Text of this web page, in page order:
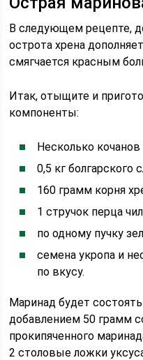
В следующем рецепте,
острота хрена
смягчается красным
Итак, отыщите и
компоненты:
Несколько
0,5 кг болгарского
160 грамм корня
1 стручок перца
по одному пучку
семена укропа и
по вкусу.
Маринад будет
добавлением 50 грамм
прокипяченного
2 столовые ложки